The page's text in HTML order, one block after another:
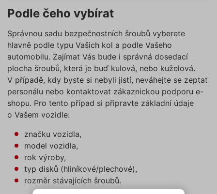
Podle čeho vybírat
Správnou sadu bezpečnostních šroubů vyberete
hlavně podle typu Vašich kol a podle Vašeho
automobilu. Zajímat Vás bude i správná dosedací
plocha šroubů, která je buď kulová, nebo kuželová.
V případě, kdy byste si nebyli jistí, neváhejte se zeptat
personálu nebo kontaktovat zákaznickou podporu e-
shopu. Pro tento případ si připravte základní údaje
o Vašem vozidle:
značku vozidla,
model vozidla,
rok výroby,
typ disků (hliníkové/plechové),
rozměr stávajících šroubů.